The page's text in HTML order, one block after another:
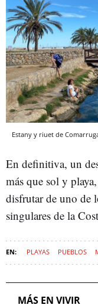
Estany y riuet de
En definitiva, un
más que sol y
disfrutar de uno de
singulares de la
PLAYAS PUEBLOS
MÁS EN VIVIR